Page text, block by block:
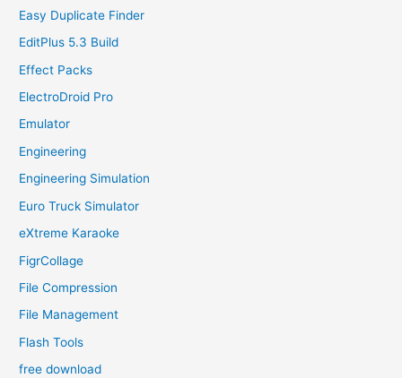
Easy Duplicate Finder
EditPlus 5.3 Build
Effect Packs
ElectroDroid Pro
Emulator
Engineering
Engineering Simulation
Euro Truck Simulator
eXtreme Karaoke
FigrCollage
File Compression
File Management
Flash Tools
free download